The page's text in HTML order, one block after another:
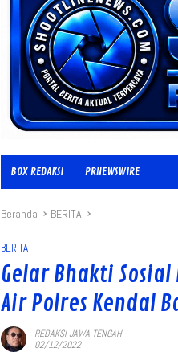
BOX REDAKSI PRNEWSWIRE
Beranda BERITA
BERITA
Gelar Bhakti Sosial
Air Polres Kendal
REDAKSI JAWA TENGAH
02/12/2022